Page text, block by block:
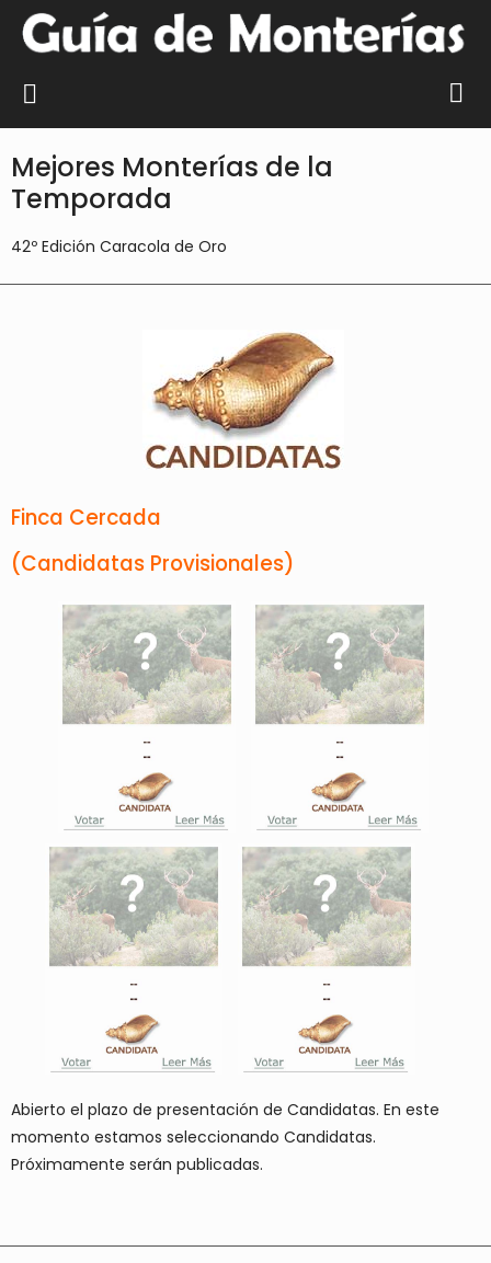
Mejores Monterías de la
Temporada
42º Edición Caracola de Oro
Finca Cercada
(Candidatas Provisionales)
Abierto el plazo de presentación de Candidatas. En este
momento estamos seleccionando Candidatas.
Próximamente serán publicadas.